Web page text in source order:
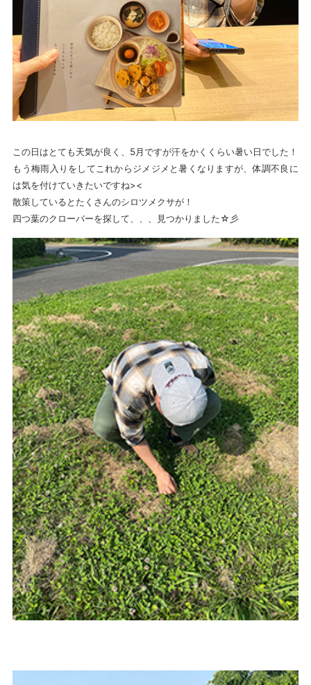
この日はとても天気が良く、5月ですが汗をかくくらい暑い日でした！
もう梅雨入りをしてこれからジメジメと暑くなりますが、体調不良に
は気を付けていきたいですね><
散策しているとたくさんのシロツメクサが！
四つ葉のクローバーを探して、、、見つかりました☆彡